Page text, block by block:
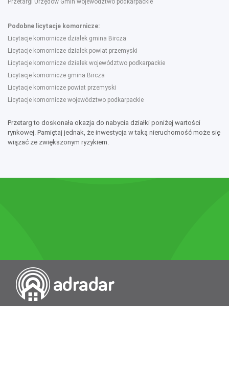
Podobne licytacje komornicze:
Licytacje komornicze działek gmina Bircza
Licytacje komornicze działek powiat przemyski
Licytacje komornicze działek województwo podkarpackie
Licytacje komornicze gmina Bircza
Licytacje komornicze powiat przemyski
Licytacje komornicze województwo podkarpackie
Przetarg to doskonała okazja do nabycia działki poniżej wartości
rynkowej. Pamiętaj jednak, że inwestycja w taką nieruchomość może się
wiązać ze zwiększonym ryzykiem.